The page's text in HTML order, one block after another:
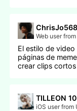
ChrisJo568
Web user
El estilo de
páginas de
crear clips
TILLEON
iOS user from